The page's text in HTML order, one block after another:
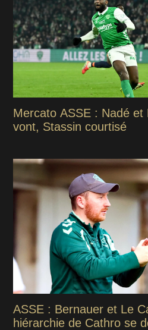
Mercato ASSE : Nadé et
vont, Stassin courtisé
ASSE : Bernauer et Le
hiérarchie de Cathro se